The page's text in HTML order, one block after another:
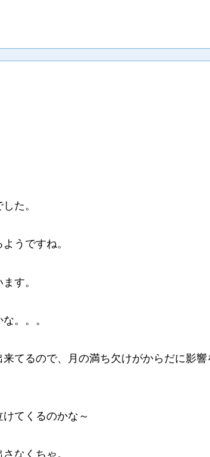
た。
うですね。
す。
。。。
てるので、月の満ち欠けがからだに影響
てくるのかな～
なくちゃ。